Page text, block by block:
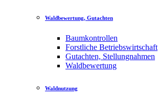
Waldbewertung, Gutachten
Baumkontrollen
Forstliche Betriebswirtschaft
Gutachten, Stellungnahmen
Waldbewertung
Waldnutzung